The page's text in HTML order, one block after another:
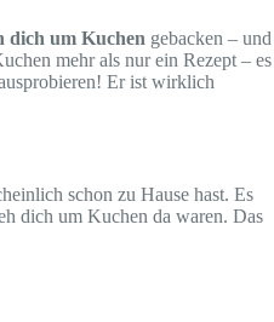
dich um Kuchen gebacken – und
mehr als nur ein Rezept – es
Er ist wirklich
schon zu Hause hast. Es
dich um Kuchen da waren. Das